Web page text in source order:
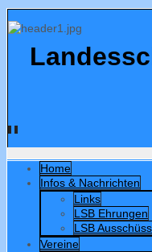
Home
Infos & Nachrichten
Links
LSB Ehrungen
LSB
Vereine